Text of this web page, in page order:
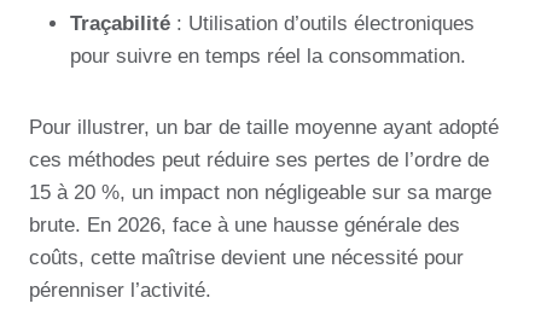
Traçabilité : Utilisation d’outils électroniques
pour suivre en temps réel la consommation.
Pour illustrer, un bar de taille moyenne ayant adopté
ces méthodes peut réduire ses pertes de l’ordre de
15 à 20 %, un impact non négligeable sur sa marge
brute. En 2026, face à une hausse générale des
coûts, cette maîtrise devient une nécessité pour
pérenniser l’activité.